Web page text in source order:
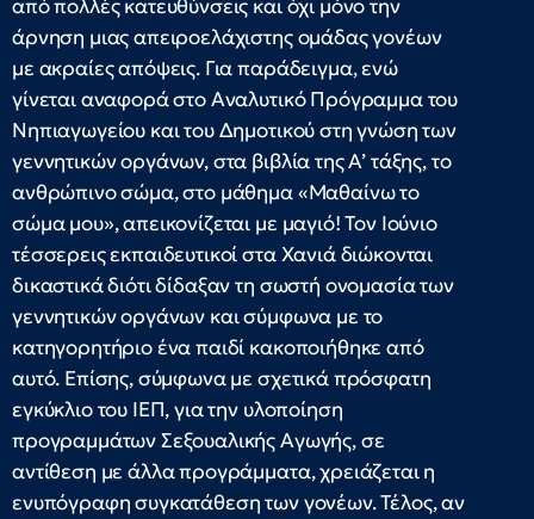
από πολλές κατευθύνσεις και όχι μόνο την
άρνηση μιας απειροελάχιστης ομάδας γονέων
με ακραίες απόψεις. Για παράδειγμα, ενώ
γίνεται αναφορά στο Αναλυτικό Πρόγραμμα του
Νηπιαγωγείου και του Δημοτικού στη γνώση των
γεννητικών οργάνων, στα βιβλία της Α’ τάξης, το
ανθρώπινο σώμα, στο μάθημα «Μαθαίνω το
σώμα μου», απεικονίζεται με μαγιό! Τον Ιούνιο
τέσσερεις εκπαιδευτικοί στα Χανιά διώκονται
δικαστικά διότι δίδαξαν τη σωστή ονομασία των
γεννητικών οργάνων και σύμφωνα με το
κατηγορητήριο ένα παιδί κακοποιήθηκε από
αυτό. Επίσης, σύμφωνα με σχετικά πρόσφατη
εγκύκλιο του ΙΕΠ, για την υλοποίηση
προγραμμάτων Σεξουαλικής Αγωγής, σε
αντίθεση με άλλα προγράμματα, χρειάζεται η
ενυπόγραφη συγκατάθεση των γονέων. Τέλος, αν